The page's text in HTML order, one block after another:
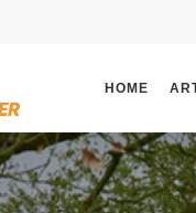
HOME